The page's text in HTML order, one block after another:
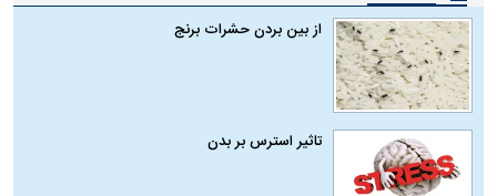
از بین بردن حشرات برنج
تاثیر استرس بر بدن